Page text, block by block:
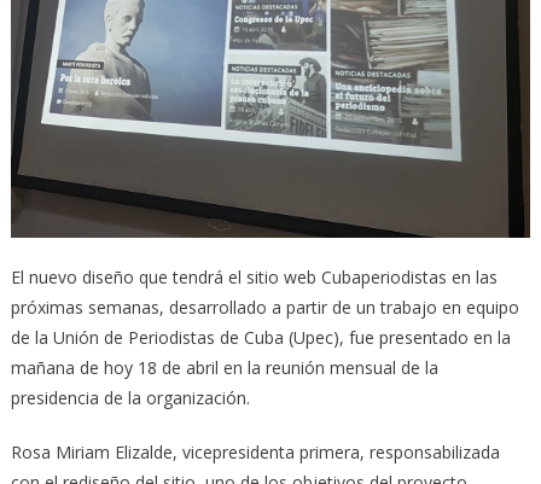
El nuevo diseño que tendrá el sitio web Cubaperiodistas en las
próximas semanas, desarrollado a partir de un trabajo en equipo
de la Unión de Periodistas de Cuba (Upec), fue presentado en la
mañana de hoy 18 de abril en la reunión mensual de la
presidencia de la organización.
Rosa Miriam Elizalde, vicepresidenta primera, responsabilizada